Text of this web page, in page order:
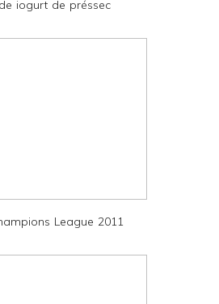
iogurt de préssec
League 2011